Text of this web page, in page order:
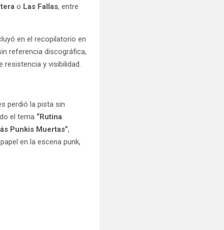
o Las Fallas, entre
en el recopilatorio en
referencia discográfica,
resistencia y visibilidad.
perdió la pista sin
el tema “Rutina
Punkis Muertas”,
en la escena punk,